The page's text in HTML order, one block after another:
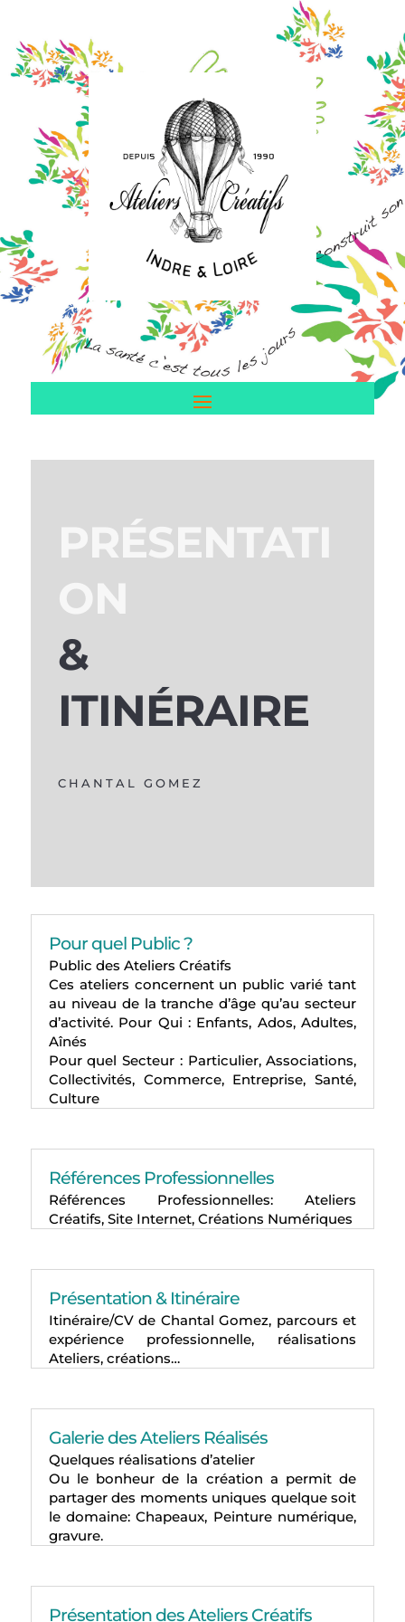
PRÉSENTATI
ON
&
ITINÉRAIRE
CHANTAL GOMEZ
Pour quel Public ?
Public des Ateliers Créatifs
Ces ateliers concernent un public varié tant
au niveau de la tranche d’âge qu’au secteur
d’activité. Pour Qui : Enfants, Ados, Adultes,
Aînés
Pour quel Secteur : Particulier, Associations,
Collectivités, Commerce, Entreprise, Santé,
Culture
Références Professionnelles
Références Professionnelles: Ateliers
Créatifs, Site Internet, Créations Numériques
Présentation & Itinéraire
Itinéraire/CV de Chantal Gomez, parcours et
expérience professionnelle, réalisations
Ateliers, créations…
Galerie des Ateliers Réalisés
Quelques réalisations d’atelier
Ou le bonheur de la création a permit de
partager des moments uniques quelque soit
le domaine: Chapeaux, Peinture numérique,
gravure.
Présentation des Ateliers Créatifs